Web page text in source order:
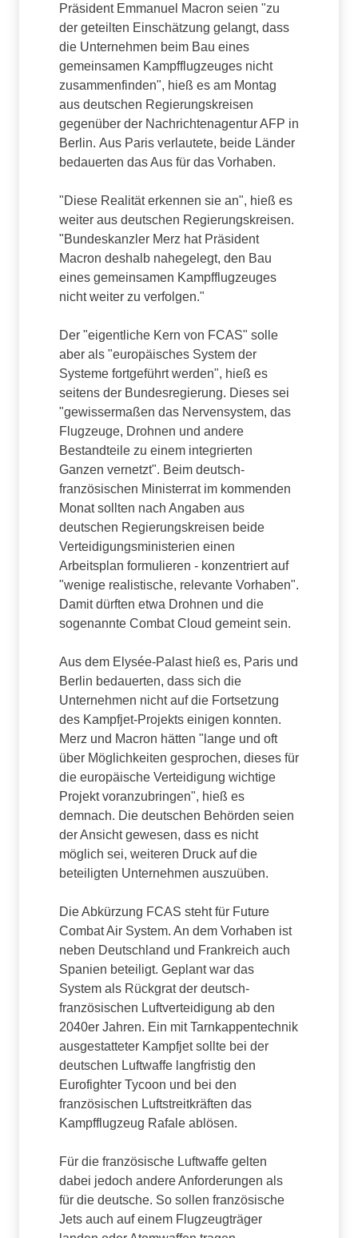
Präsident Emmanuel Macron seien "zu
der geteilten Einschätzung gelangt, dass
die Unternehmen beim Bau eines
gemeinsamen Kampfflugzeuges nicht
zusammenfinden", hieß es am Montag
aus deutschen Regierungskreisen
gegenüber der Nachrichtenagentur AFP in
Berlin. Aus Paris verlautete, beide Länder
bedauerten das Aus für das Vorhaben.
"Diese Realität erkennen sie an", hieß es
weiter aus deutschen Regierungskreisen.
"Bundeskanzler Merz hat Präsident
Macron deshalb nahegelegt, den Bau
eines gemeinsamen Kampfflugzeuges
nicht weiter zu verfolgen."
Der "eigentliche Kern von FCAS" solle
aber als "europäisches System der
Systeme fortgeführt werden", hieß es
seitens der Bundesregierung. Dieses sei
"gewissermaßen das Nervensystem, das
Flugzeuge, Drohnen und andere
Bestandteile zu einem integrierten
Ganzen vernetzt". Beim deutsch-
französischen Ministerrat im kommenden
Monat sollten nach Angaben aus
deutschen Regierungskreisen beide
Verteidigungsministerien einen
Arbeitsplan formulieren - konzentriert auf
"wenige realistische, relevante Vorhaben".
Damit dürften etwa Drohnen und die
sogenannte Combat Cloud gemeint sein.
Aus dem Elysée-Palast hieß es, Paris und
Berlin bedauerten, dass sich die
Unternehmen nicht auf die Fortsetzung
des Kampfjet-Projekts einigen konnten.
Merz und Macron hätten "lange und oft
über Möglichkeiten gesprochen, dieses für
die europäische Verteidigung wichtige
Projekt voranzubringen", hieß es
demnach. Die deutschen Behörden seien
der Ansicht gewesen, dass es nicht
möglich sei, weiteren Druck auf die
beteiligten Unternehmen auszuüben.
Die Abkürzung FCAS steht für Future
Combat Air System. An dem Vorhaben ist
neben Deutschland und Frankreich auch
Spanien beteiligt. Geplant war das
System als Rückgrat der deutsch-
französischen Luftverteidigung ab den
2040er Jahren. Ein mit Tarnkappentechnik
ausgestatteter Kampfjet sollte bei der
deutschen Luftwaffe langfristig den
Eurofighter Tycoon und bei den
französischen Luftstreitkräften das
Kampfflugzeug Rafale ablösen.
Für die französische Luftwaffe gelten
dabei jedoch andere Anforderungen als
für die deutsche. So sollen französische
Jets auch auf einem Flugzeugträger